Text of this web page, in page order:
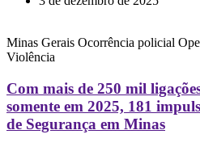
Minas Gerais Ocorrência policial
Violência
Com mais de 250 mil
somente em 2025, 181
de Segurança em Minas